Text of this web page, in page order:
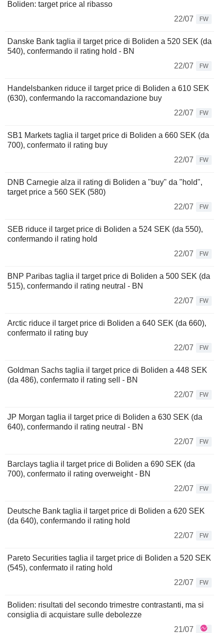
Boliden: target price al ribasso
22/07
FW
Danske Bank taglia il target price di Boliden a 520 SEK (da
540), confermando il rating hold - BN
22/07
FW
Handelsbanken riduce il target price di Boliden a 610 SEK
(630), confermando la raccomandazione buy
22/07
FW
SB1 Markets taglia il target price di Boliden a 660 SEK (da
700), confermato il rating buy
22/07
FW
DNB Carnegie alza il rating di Boliden a "buy" da "hold",
target price a 560 SEK (580)
22/07
FW
SEB riduce il target price di Boliden a 524 SEK (da 550),
confermando il rating hold
22/07
FW
BNP Paribas taglia il target price di Boliden a 500 SEK (da
515), confermando il rating neutral - BN
22/07
FW
Arctic riduce il target price di Boliden a 640 SEK (da 660),
confermato il rating buy
22/07
FW
Goldman Sachs taglia il target price di Boliden a 448 SEK
(da 486), confermato il rating sell - BN
22/07
FW
JP Morgan taglia il target price di Boliden a 630 SEK (da
640), confermando il rating neutral - BN
22/07
FW
Barclays taglia il target price di Boliden a 690 SEK (da
700), confermato il rating overweight - BN
22/07
FW
Deutsche Bank taglia il target price di Boliden a 620 SEK
(da 640), confermando il rating hold
22/07
FW
Pareto Securities taglia il target price di Boliden a 520 SEK
(545), confermato il rating hold
22/07
FW
Boliden: risultati del secondo trimestre contrastanti, ma si
consiglia di acquistare sulle debolezze
21/07